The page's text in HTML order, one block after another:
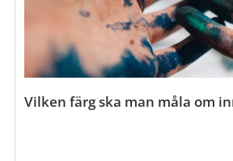
Vilken färg ska man måla om